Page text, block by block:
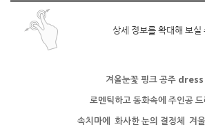
상세 정보를 확대해 보실
겨울눈꽃 핑크 공주 dress
로멘틱하고 동화속에 주인공
속치마에 화사한 눈의 결정체 겨